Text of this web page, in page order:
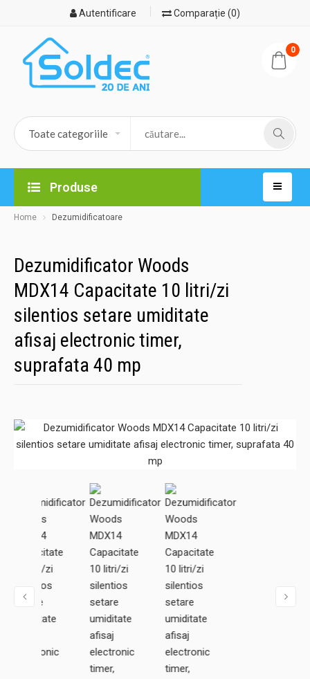
Autentificare Comparație (0)
0
Produse
Home Dezumidificatoare
Dezumidificator Woods
MDX14 Capacitate 10 litri/zi
silentios setare umiditate
afisaj electronic timer,
suprafata 40 mp